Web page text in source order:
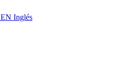
EN Inglés